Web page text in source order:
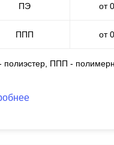
ПЭ от
ППП от
полиэстер, ППП -